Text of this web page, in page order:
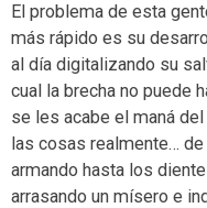
El problema de esta
más rápido es su
al día digitalizando su
cual la brecha no puede
se les acabe el maná
las cosas realmente…
armando hasta los
arrasando un mísero e